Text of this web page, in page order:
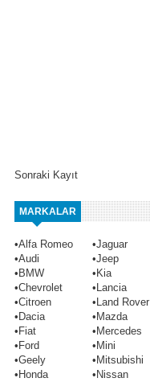
Sonraki Kayıt
MARKALAR
•Alfa Romeo •Jaguar
•Audi •Jeep
• BMW • Kia
•Chevrolet • Lancia
•Citroen • Land Rover
• Dacia • Mazda
• Fiat • Mercedes
• Ford • Mini
•Geely • Mitsubishi
• Honda • Nissan